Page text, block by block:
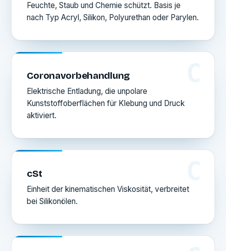
Feuchte, Staub und Chemie schützt. Basis je
nach Typ Acryl, Silikon, Polyurethan oder Parylen.
Coronavorbehandlung
Elektrische Entladung, die unpolare
Kunststoffoberflächen für Klebung und Druck
aktiviert.
cSt
Einheit der kinematischen Viskosität, verbreitet
bei Silikonölen.